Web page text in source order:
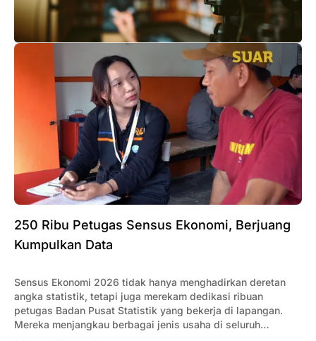
250 Ribu Petugas Sensus Ekonomi, Berjuang
Kumpulkan Data
Sensus Ekonomi 2026 tidak hanya menghadirkan deretan
angka statistik, tetapi juga merekam dedikasi ribuan
petugas Badan Pusat Statistik yang bekerja di lapangan.
Mereka menjangkau berbagai jenis usaha di seluruh